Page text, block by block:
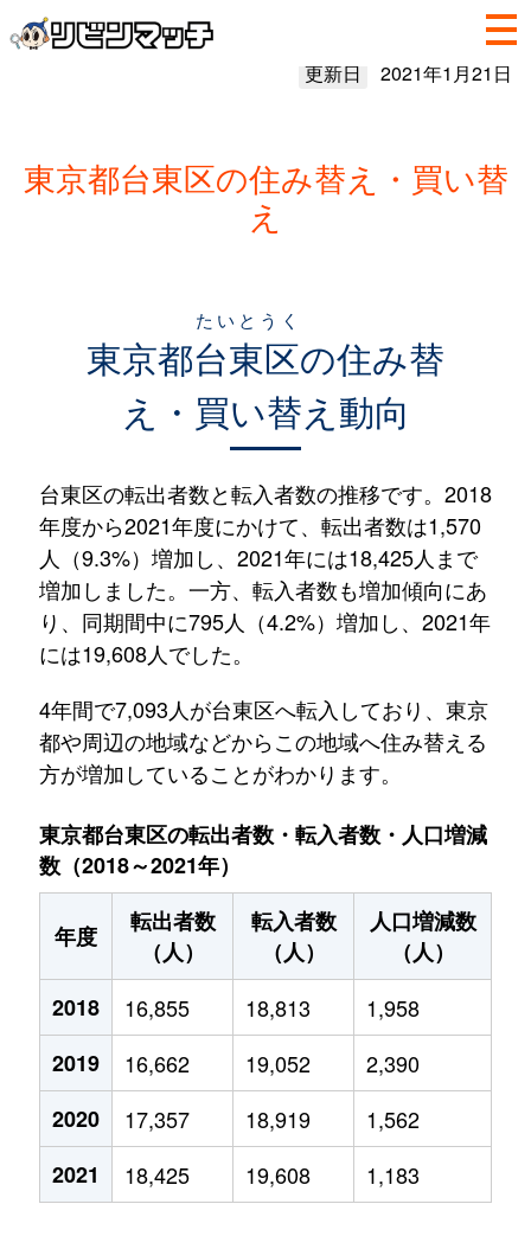
更新日 2021年1月21日
東京都台東区の住み替え・買い替
え
東京都台東区
たいとうく
の住み替
え・買い替え動向
台東区の転出者数と転入者数の推移です。2018
年度から2021年度にかけて、転出者数は1,570
人（9.3%）増加し、2021年には18,425人まで
増加しました。一方、転入者数も増加傾向にあ
り、同期間中に795人（4.2%）増加し、2021年
には19,608人でした。
4年間で7,093人が台東区へ転入しており、東京
都や周辺の地域などからこの地域へ住み替える
方が増加していることがわかります。
東京都台東区の転出者数・転入者数・人口増減
数（2018～2021年）
年度
転出者数
（人）
転入者数
（人）
人口増減数
（人）
2018
16,855 18,813
1,958
2019
16,662 19,052
2,390
2020
17,357 18,919
1,562
2021
18,425 19,608 1,183